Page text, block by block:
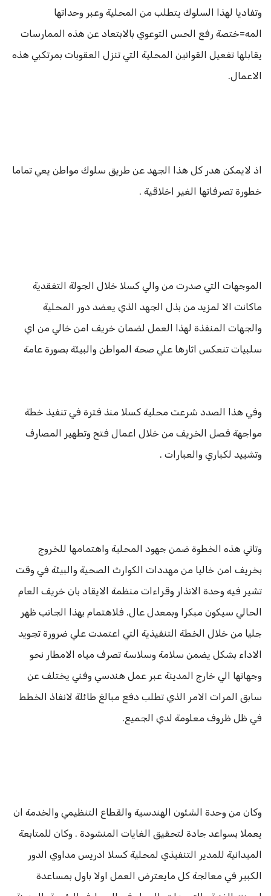
وتفاديا لهذا السلوك يتطلب من المحلية وعبر وحداتها
المه=ختصة رفع الحس التوعوي بالابتعاد عن هذه الممارسات
يقابلها تفعيل القوانين المحلية التي تنزل العقوبات بمرتكبي هذه
الاعمال.
اذ لايمكن هدر كل هذا الجهد عن طريق سلوك مواطن يعي تماما
خطورة تصرفاتها الغير اخلاقية .
الموجهات التي صدرت من والي كسلا خلال الجولة التفقدية
ماكانت الا لمزيد من بذل الجهد الذي يعضد دور المحلية
والجهات المنفذة لهذا العمل لضمان خريف امن خالي من اي
سلبيات تنعكس اثارها علي صحة المواطن والبيئة بصورة عامة
وفي هذا الصدد شرعت محلية كسلا منذ فترة في تنفيذ خطة
مواجهة فصل الخريف من خلال اعمال فتح وتطهير المصارف
وتشييد لكباري والعبارات .
وتاتي هذه الخطوة ضمن جهود المحلية واهتمامها للخروج
بخريف امن خاليا من مهددات الكوارث الصحية والبيئة في وقت
تشير فيه وحدة الانذار وقراءات منظمة الايقاد بان خريف العام
الحالي سيكون مبكرا وبمعدل عال. فلاهتمام بهذا الجانب ظهر
جليا من خلال الخطة التنفيذية التي اعتمدت علي ضرورة تجويد
الاداء بشكل يضمن سلامة وسلاسة تصرف مياه الامطار نحو
وجهاتها الي خارج المدينة عبر عمل هندسي وفني يختلف عن
سابق المرات الامر الذي تطلب دفع مبالغ طائلة لانفاذ الخطط
في ظل ظروف معلومة لدي الجميع.
وكان من وحدة الشئون الهندسية والقطاع التنظيمي والخدمة ان
يعملا بسواعد جادة لتحقيق الغايات المنشودة . وكان للمتابعة
الميدانية للمدير التنفيذي لمحلية كسلا ادريس مداوي الدور
الكبير في معالجة كل مايعترض العمل اولا باول بمساعدة